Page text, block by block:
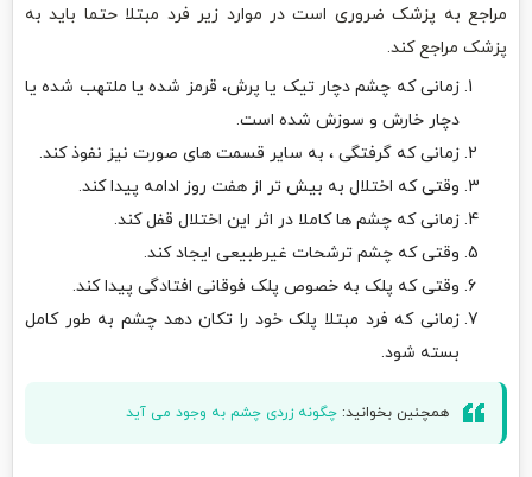
مراجع به پزشک ضروری است در موارد زیر فرد مبتلا حتما باید به
پزشک مراجع کند.
زمانی که چشم دچار تیک یا پرش، قرمز شده یا ملتهب شده یا
دچار خارش و سوزش شده است.
زمانی که گرفتگی ، به سایر قسمت های صورت نیز نفوذ کند.
وقتی که اختلال به بیش تر از هفت روز ادامه پیدا کند.
زمانی که چشم ها کاملا در اثر این اختلال قفل کند.
وقتی که چشم ترشحات غیرطبیعی ایجاد کند.
وقتی که پلک به خصوص پلک فوقانی افتادگی پیدا کند.
زمانی که فرد مبتلا پلک خود را تکان دهد چشم به طور کامل
بسته شود.
همچنین بخوانید: چگونه زردی چشم به وجود می آید